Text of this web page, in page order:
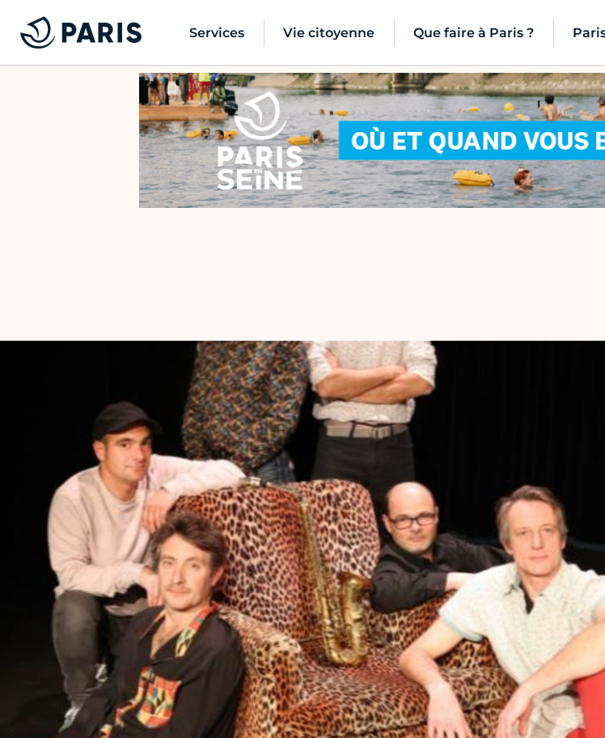
Services Vie citoyenne Que faire à Paris ?